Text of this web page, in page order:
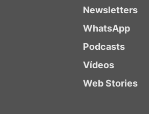
Newsletters
WhatsApp
Podcasts
Vídeos
Web Stories